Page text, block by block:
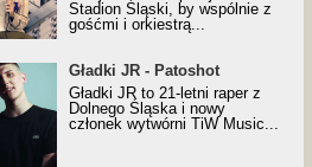
Stadion Śląski, by wspólnie z
gośćmi i orkiestrą...
JR - Patoshot
Gładki JR - Patoshot
Gładki JR to 21-letni raper z
Dolnego Śląska i nowy
członek wytwórni TiW Music...